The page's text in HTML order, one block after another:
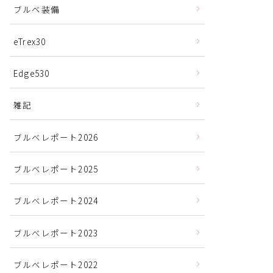
ブルベ装備
eTrex30
Edge530
雑記
ブルべレポート2026
ブルべレポート2025
ブルべレポート2024
ブルべレポート2023
ブルベレポート2022